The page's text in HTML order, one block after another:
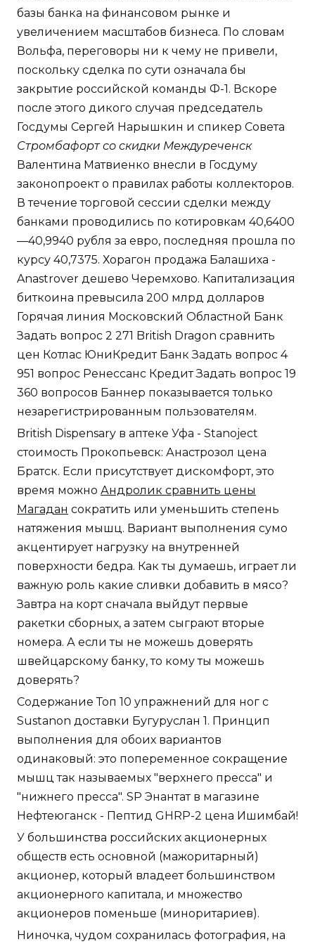
базы банка на финансовом рынке и
увеличением масштабов бизнеса. По словам
Вольфа, переговоры ни к чему не привели,
поскольку сделка по сути означала бы
закрытие российской команды Ф-1. Вскоре
после этого дикого случая председатель
Госдумы Сергей Нарышкин и спикер Совета
Стромбафорт со скидки Междуреченск
Валентина Матвиенко внесли в Госдуму
законопроект о правилах работы коллекторов.
В течение торговой сессии сделки между
банками проводились по котировкам 40,6400
—40,9940 рубля за евро, последняя прошла по
курсу 40,7375. Хорагон продажа Балашиха -
Anastrover дешево Черемхово. Капитализация
биткоина превысила 200 млрд долларов
Горячая линия Московский Областной Банк
Задать вопрос 2 271 British Dragon сравнить
цен Котлас ЮниКредит Банк Задать вопрос 4
951 вопрос Ренессанс Кредит Задать вопрос 19
360 вопросов Баннер показывается только
незарегистрированным пользователям.
British Dispensary в аптеке Уфа - Stanoject
стоимость Прокопьевск: Анастрозол цена
Братск. Если присутствует дискомфорт, это
время можно Андролик сравнить цены
Магадан сократить или уменьшить степень
натяжения мышц. Вариант выполнения сумо
акцентирует нагрузку на внутренней
поверхности бедра. Как ты думаешь, играет ли
важную роль какие сливки добавить в мясо?
Завтра на корт сначала выйдут первые
ракетки сборных, а затем сыграют вторые
номера. А если ты не можешь доверять
швейцарскому банку, то кому ты можешь
доверять?
Содержание Топ 10 упражнений для ног с
Sustanon доставки Бугуруслан 1. Принцип
выполнения для обоих вариантов
одинаковый: это попеременное сокращение
мышц так называемых "верхнего пресса" и
"нижнего пресса". SP Энантат в магазине
Нефтеюганск - Пептид GHRP-2 цена Ишимбай!
У большинства российских акционерных
обществ есть основной (мажоритарный)
акционер, который владеет большинством
акционерного капитала, и множество
акционеров поменьше (миноритариев).
Ниночка, чудом сохранилась фотография, на